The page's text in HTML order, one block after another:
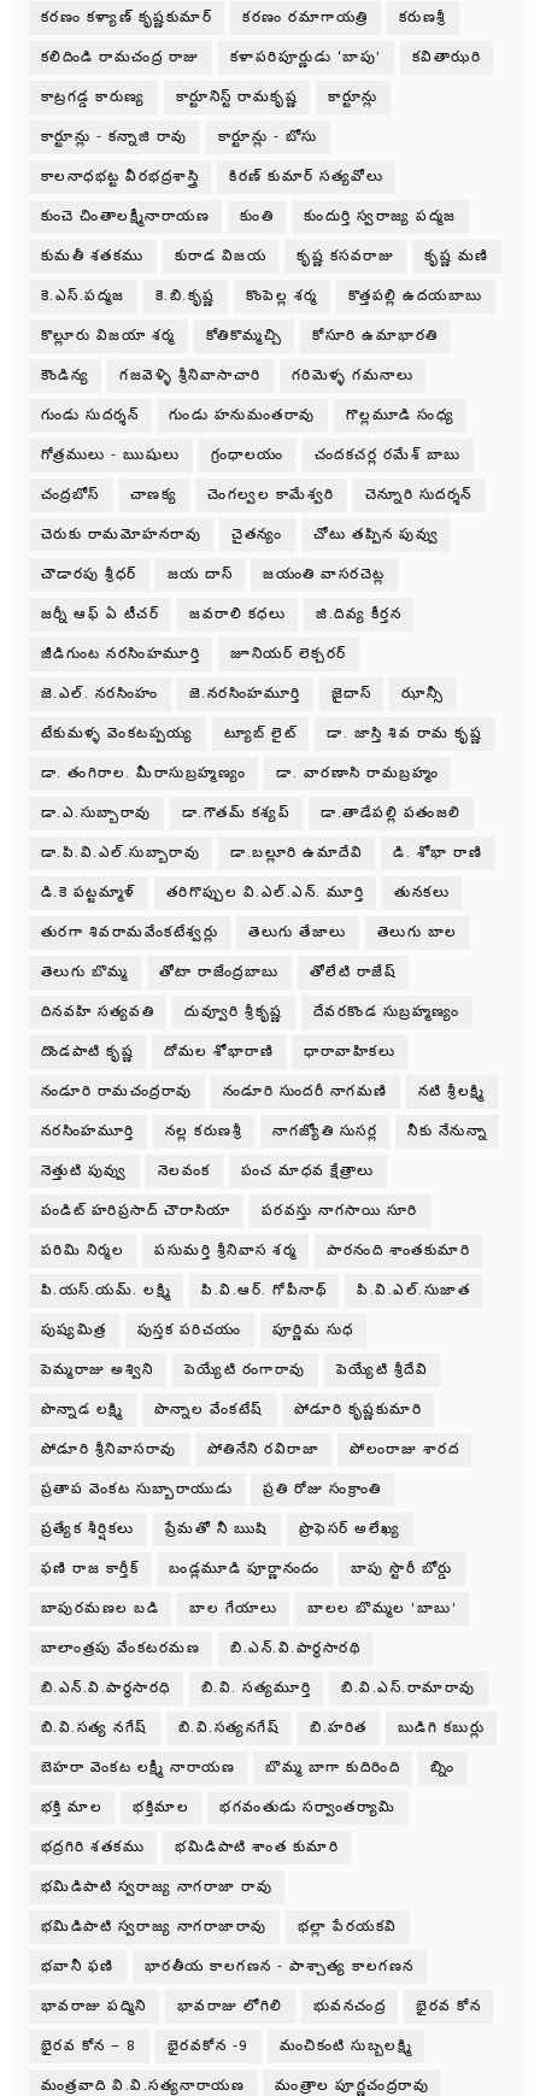
కరణం కళ్యాణ్ కృష్ణకుమార్ కరణం రమాగాయత్రి కరుణశ్రీ
కలిదిండి రామచంద్ర రాజు కళాపరిపూర్ణుడు ‘బాపు’ కవితాఝరి
కాట్రగడ్డ కారుణ్య కార్టూనిస్ట్ రామకృష్ణ కార్టూన్లు
కార్టూన్లు - కన్నాజి రావు కార్టూన్లు - బోసు
కాలనాధభట్ట వీరభద్రశాస్త్రి కిరణ్ కుమార్ సత్యవోలు
కుంచె చింతాలక్ష్మీనారాయణ కుంతి కుందుర్తి స్వరాజ్య పద్మజ
కుమతీ శతకము కురాడ విజయ కృష్ణ కసవరాజు కృష్ణ మణి
కె.ఎస్.పద్మజ కె.బి.కృష్ణ కొంపెల్ల శర్మ కొత్తపల్లి ఉదయబాబు
కొల్లూరు విజయా శర్మ కోతికొమ్మచ్చి కోసూరి ఉమాభారతి
కౌండిన్య గజవెళ్ళి శ్రీనివాసాచారి గరిమెళ్ళ గమనాలు
గుండు సుదర్శన్ గుండు హనుమంతరావు గొల్లమూడి సంధ్య
గోత్రములు - ఋషులు గ్రంధాలయం చందకచర్ల రమేశ్ బాబు
చంద్రబోస్ చాణక్య చెంగల్వల కామేశ్వరి చెన్నూరి సుదర్శన్
చెరుకు రామమోహనరావు చైతన్యం చోటు తప్పిన పువ్వు
చౌడారపు శ్రీధర్ జయ దాస్ జయంతి వాసరచెట్ల
జర్నీ ఆఫ్ ఏ టీచర్ జవరాలి కధలు జి.దివ్య కీర్తన
జీడిగుంట నరసింహమూర్తి జూనియర్ లెక్చరర్
జె.ఎల్. నరసింహం జె.నరసింహమూర్తి జైదాస్ ఝాన్సీ
టేకుమళ్ళ వెంకటప్పయ్య ట్యూబ్ లైట్ డా. జాస్తి శివ రామ కృష్ణ
డా. తంగిరాల. మీరాసుబ్రహ్మణ్యం డా. వారణాసి రామబ్రహ్మం
డా.ఎ.సుబ్బారావు డా.గౌతమ్ కశ్యప్ డా.తాడేపల్లి పతంజలి
డా.పి.వి.ఎల్.సుబ్బారావు డా.బల్లూరి ఉమాదేవి డి. శోభా రాణి
డి.కె పట్టమ్మాళ్ తరిగొప్పుల వి.ఎల్.ఎన్. మూర్తి తునకలు
తురగా శివరామవేంకటేశ్వర్లు తెలుగు తేజాలు తెలుగు బాల
తెలుగు బొమ్మ తోటా రాజేంద్రబాబు తోలేటి రాజేష్
దినవహి సత్యవతి దువ్వూరి శ్రీకృష్ణ దేవరకొండ సుబ్రహ్మణ్యం
దొండపాటి కృష్ణ దోమల శోభారాణి ధారావాహికలు
నండూరి రామచంద్రరావు నండూరి సుందరీ నాగమణి నటి శ్రీలక్ష్మి
నరసింహమూర్తి నల్ల కరుణశ్రీ నాగజ్యోతి సుసర్ల నీకు నేనున్నా
నెత్తుటి పువ్వు నెలవంక పంచ మాధవ క్షేత్రాలు
పండిట్ హరిప్రసాద్ చౌరాసియా పరవస్తు నాగసాయి సూరి
పరిమి నిర్మల పసుమర్తి శ్రీనివాస శర్మ పారనంది శాంతకుమారి
పి.యస్.యమ్. లక్ష్మి పి.వి.ఆర్. గోపీనాథ్ పి.వి.ఎల్.సుజాత
పుష్యమిత్ర పుస్తక పరిచయం పూర్ణిమ సుధ
పెమ్మరాజు అశ్విని పెయ్యేటి రంగారావు పెయ్యేటి శ్రీదేవి
పొన్నాడ లక్ష్మి పొన్నాల వేంకటేష్ పోడూరి కృష్ణకుమారి
పోడూరి శ్రీనివాసరావు పోతినేని రవిరాజా పోలంరాజు శారద
ప్రతాప వెంకట సుబ్బారాయుడు ప్రతి రోజు సంక్రాంతి
ప్రత్యేక శీర్షికలు ప్రేమతో నీ ఋషి ప్రొఫెసర్ అలేఖ్య
ఫణి రాజ కార్తీక్ బండ్లమూడి పూర్ణానందం బాపు స్టొరీ బోర్డు
బాపురమణల బడి బాల గేయాలు బాలల బొమ్మల 'బాబు'
బాలాంత్రపు వేంకటరమణ బి.ఎన్.వి.పార్థసారథి
బి.ఎన్.వి.పార్ధసారధి బి.వి. సత్యమూర్తి బి.వి.ఎస్.రామారావు
బి.వి.సత్య నగేష్ బి.వి.సత్యనగేష్ బి.హరిత బుడిగి కబుర్లు
బెహరా వెంకట లక్ష్మీ నారాయణ బొమ్మ బాగా కుదిరింది బ్నిం
భక్తి మాల భక్తిమాల భగవంతుడు సర్వాంతర్యామి
భద్రగిరి శతకము భమిడిపాటి శాంత కుమారి
భమిడిపాటి స్వరాజ్య నాగరాజా రావు
భమిడిపాటి స్వరాజ్య నాగరాజారావు భల్లా పేరయకవి
భవానీ ఫణి భారతీయ కాలగణన - పాశ్చాత్య కాలగణన
భావరాజు పద్మిని భావరాజు లోగిలి భువనచంద్ర భైరవ కోన
భైరవ కోన – 8 భైరవకోన -9 మంచికంటి సుబ్బలక్ష్మి
మంత్రవాది వి.వి.సత్యనారాయణ మంత్రాల పూర్ణచంద్రరావు